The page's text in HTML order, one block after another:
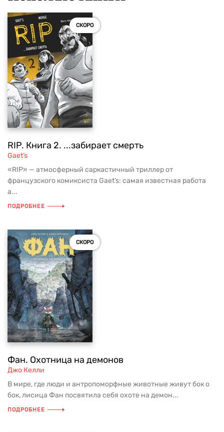
СКОРО
RIP. Книга 2. ...забирает смерть
Gaet’s
«RIP» — атмосферный саркастичный триллер от
французского комиксиста Gaet’s: самая известная работа
а...
ПОДРОБНЕЕ
СКОРО
Фан. Охотница на демонов
Джо Келли
В мире, где люди и антропоморфные животные живут бок о
бок, лисица Фан посвятила себя охоте на демон...
ПОДРОБНЕЕ